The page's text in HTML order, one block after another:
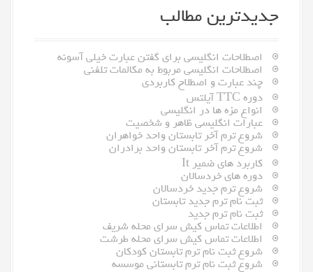
جدیدترین مطالب
اصطلاحات انگلیسی برای گفتن عبارت خیلی آسونه
اصطلاحات انگلیسی مربوط به مکالمات تلفنی
چند عبارت و اصطلاح کاربردی
دوره TTC آیلتس
انواع مزه ها در انگلیسی
عبارات انگلیسی ظاهر و شخصیت
شروع ترم آخر تابستان واحد خواهران
شروع ترم آخر تابستان واحد برادران
کاربرد های ضمیر It
دوره های خردسالان
شروع ترم جدید خردسالان
ثبت نام ترم جدید تابستان
ثبت نام ترم جدید
اطلاعات تماس کیش سرای محله شریف
اطلاعات تماس کیش سرای محله طرشت
شروع ثبت نام ترم تابستان کودکان
شروع ثبت نام ترم تابستانی موسسه